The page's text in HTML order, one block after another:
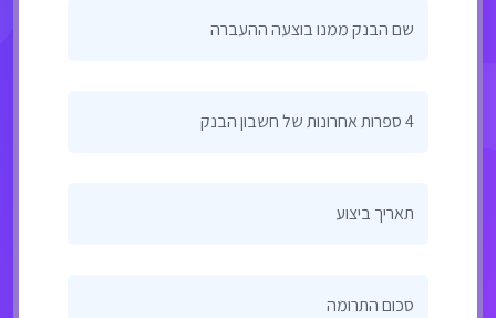
שם הבנק ממנו בוצעה ההעברה
4 ספרות אחרונות של חשבון הבנק
תאריך ביצוע
סכום התרומה